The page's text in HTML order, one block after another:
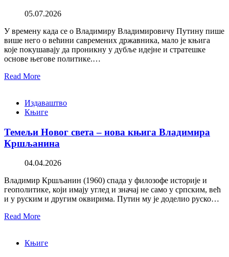
05.07.2026
У времену када се о Владимиру Владимировичу Путину пише
више него о већини савремених државника, мало је књига
које покушавају да проникну у дубље идејне и стратешке
основе његове политике.…
Read More
Издаваштво
Књиге
Темељи Новог света – нова књига Владимира
Кршљанина
04.04.2026
Владимир Кршљанин (1960) спада у филозофе историје и
геополитике, који имају углед и значај не само у српским, већ
и у руским и другим оквирима. Путин му је доделио руско…
Read More
Књиге